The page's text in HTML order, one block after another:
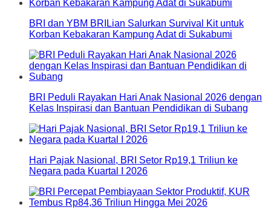
BRI dan YBM BRILian Salurkan Survival Kit untuk
Korban Kebakaran Kampung Adat di Sukabumi
BRI Peduli Rayakan Hari Anak Nasional 2026 dengan
Kelas Inspirasi dan Bantuan Pendidikan di Subang
Hari Pajak Nasional, BRI Setor Rp19,1 Triliun ke
Negara pada Kuartal I 2026